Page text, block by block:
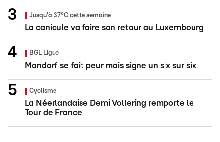
Jusqu'à 37°C cette semaine
La canicule va faire son retour au Luxembourg
BGL Ligue
Mondorf se fait peur mais signe un six sur six
Cyclisme
La Néerlandaise Demi Vollering remporte le
Tour de France